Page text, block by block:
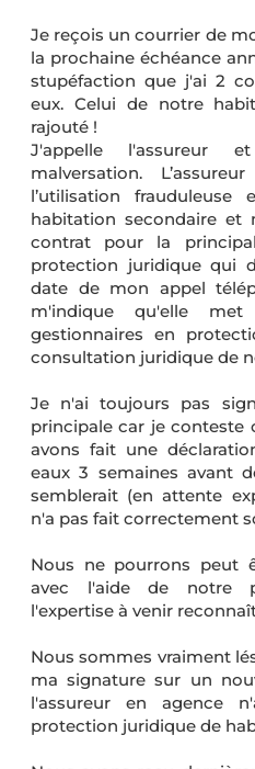
Je reçois un courrier de
la prochaine échéance
stupéfaction que j'ai 2
eux. Celui de notre
rajouté !
J'appelle l'assureur
malversation.
l’utilisation
habitation secondaire et
contrat pour la
protection juridique qui
date de mon appel
m'indique qu'elle
gestionnaires en
consultation juridique de
Je n'ai toujours pas
principale car je conteste
avons fait une
eaux 3 semaines avant
semblerait (en attente
n'a pas fait correctement
Nous ne pourrons peut
avec l'aide de notre
l'expertise à venir
Nous sommes vraiment
ma signature sur un
l'assureur en agence
protection juridique de